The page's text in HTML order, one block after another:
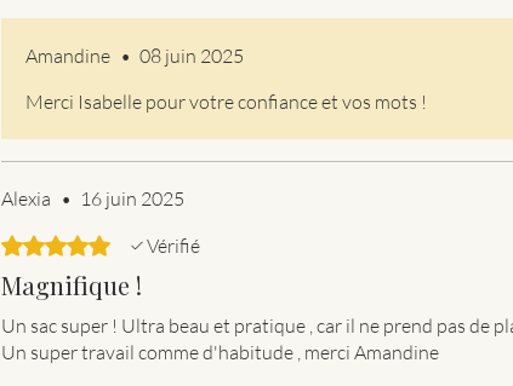
Amandine • 08 juin 2025
Merci Isabelle pour votre confiance et vos mots !
Alexia • 16 juin 2025
Noté 5 sur 5. Vérifié
Magnifique !
Un sac super ! Ultra beau et pratique , car il ne prend pas de
Un super travail comme d'habitude , merci Amandine